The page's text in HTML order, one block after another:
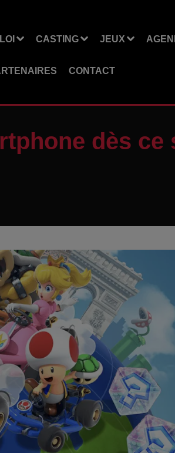
CASTING JEUX
CONTACT
dès ce